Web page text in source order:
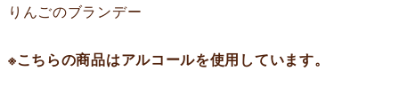
りんごのブランデー
※こちらの商品はアルコールを使用しています。